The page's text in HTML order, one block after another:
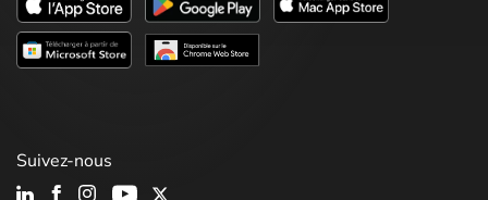
Suivez-nous